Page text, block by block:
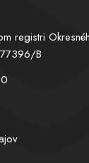
registri
B